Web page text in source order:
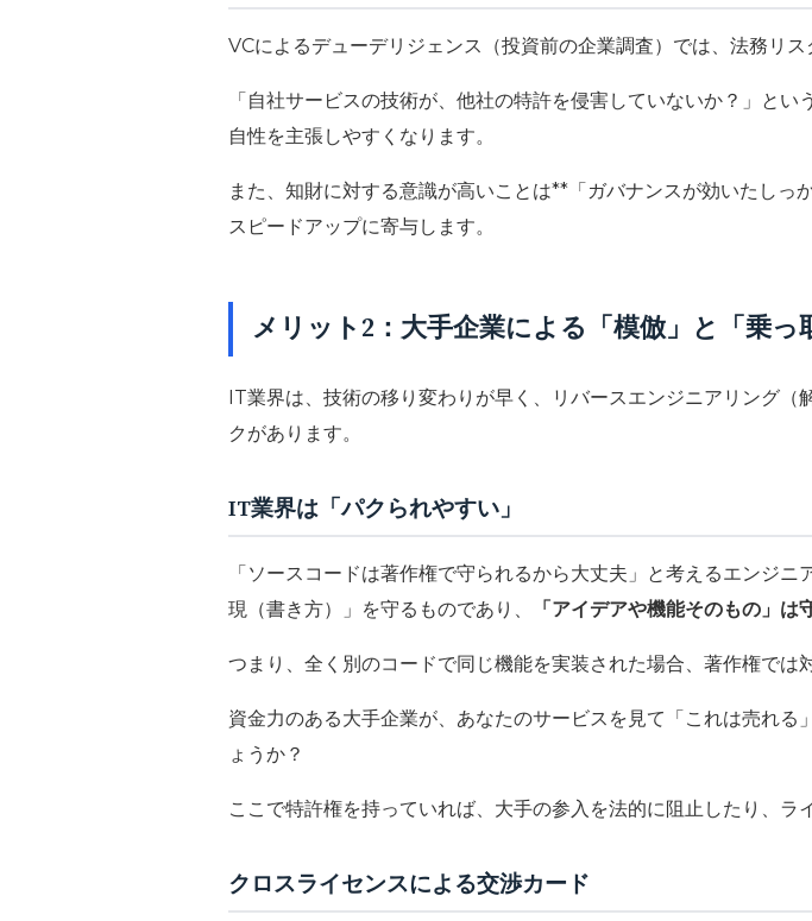
VCによるデューデリジェンス（投資前の企業調査）では、法務リス
「自社サービスの技術が、他社の特許を侵害していないか？」と
自性を主張しやすくなります。
また、知財に対する意識が高いことは**「ガバナンスが効いたし
スピードアップに寄与します。
メリット2：大手企業による「模倣」と「乗っ
IT業界は、技術の移り変わりが早く、リバースエンジニアリング
クがあります。
IT業界は「パクられやすい」
「ソースコードは著作権で守られるから大丈夫」と考えるエンジ
現（書き方）」を守るものであり、
「アイデアや機能そのもの」は
つまり、全く別のコードで同じ機能を実装された場合、著作権では
資金力のある大手企業が、あなたのサービスを見て「これは売れ
ょうか？
ここで特許権を持っていれば、大手の参入を法的に阻止したり、ラ
クロスライセンスによる交渉カード